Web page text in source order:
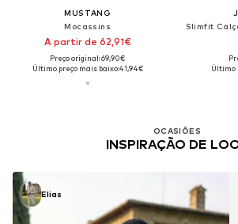
MUSTANG
Mocassins
A partir de 62,91€
Preço original: 69,90€
Último preço mais baixo:41,94€
Último
OCASIÕES
INSPIRAÇÃO DE
Elias